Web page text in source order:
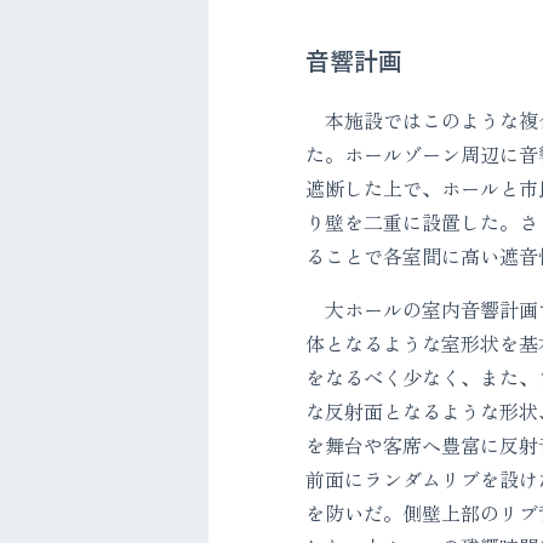
音響計画
本施設ではこのような
た。ホールゾーン周辺に
遮断した上で、ホールと
り壁を二重に設置した。
ることで各室間に高い遮
大ホールの室内音響計
体となるような室形状を
をなるべく少なく、また
な反射面となるような形
を舞台や客席へ豊富に反
前面にランダムリブを設
を防いだ。側壁上部のリ